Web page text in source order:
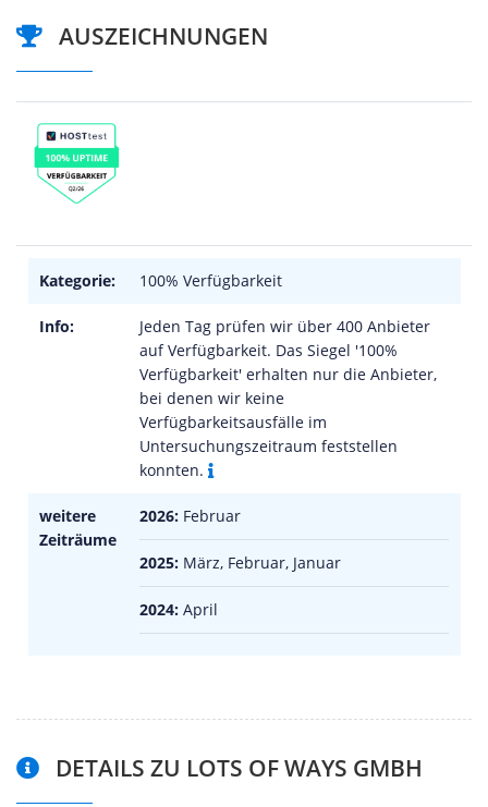
AUSZEICHNUNGEN
Kategorie: 100% Verfügbarkeit
Info:
Jeden Tag prüfen wir über 400 Anbieter
auf Verfügbarkeit. Das Siegel '100%
Verfügbarkeit' erhalten nur die Anbieter,
bei denen wir keine
Verfügbarkeitsausfälle im
Untersuchungszeitraum feststellen
konnten.
weitere
Zeiträume
2026: Februar
2025: März, Februar, Januar
2024: April
DETAILS ZU LOTS OF WAYS GMBH